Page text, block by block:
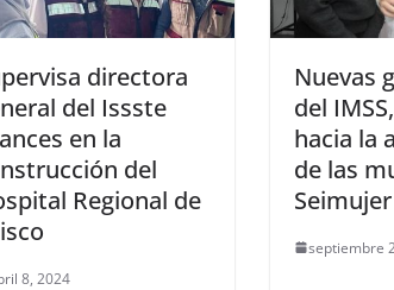
directora
del Issste
en la
del
Regional de
8, 2024
Nuevas
del
hacia la
de las
Seimujer
septiembre